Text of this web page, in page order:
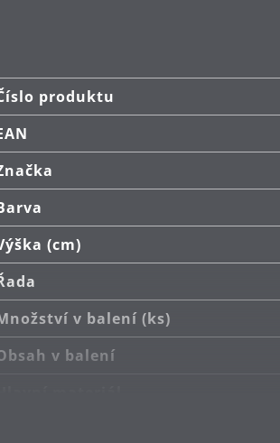
produktu
(cm)
v balení (ks)
v balení